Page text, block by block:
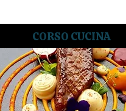
CORSO CUCINA